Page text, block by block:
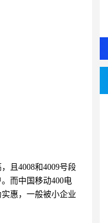
且4008和4009号段
而中国移动400电
惠，一般被小企业